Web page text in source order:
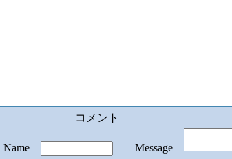
コメント
Name Message